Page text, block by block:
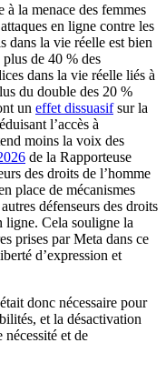
à la menace des femmes
en ligne contre les
dans la vie réelle est bien
de 40 % des
dans la vie réelle liés à
du double des 20 %
un effet dissuasifsur la
l’accès à
moins la voix des
de la Rapporteuse
des droits de l’homme
place de mécanismes
défenseurs des droits
ligne. Cela souligne la
prises par Meta dans ce
d’expression et
donc nécessaire pour
et la désactivation
et de